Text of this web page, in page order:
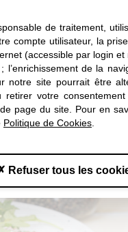
de traitement,
compte utilisateur, la
(accessible par login
de la
notre site pourrait être
retirer votre
page du site. Pour en
Politique de Cookies
Refuser tous les
recettes